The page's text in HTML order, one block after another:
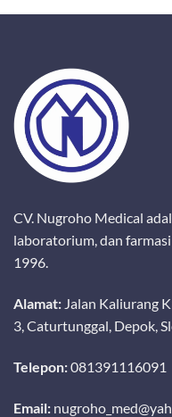
CV. Nugroho Medical
laboratorium, dan
1996.
Alamat: Jalan Kaliurang
3, Caturtunggal, Depok,
Telepon:081391116091
Email: